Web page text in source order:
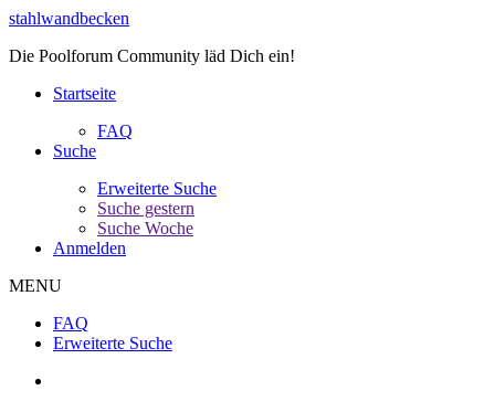
stahlwandbecken
Die Poolforum Community läd Dich ein!
Startseite
FAQ
Suche
Erweiterte Suche
Suche gestern
Suche Woche
Anmelden
MENU
FAQ
Erweiterte Suche